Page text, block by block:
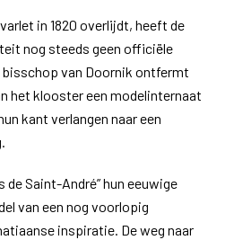
in 1820 overlijdt, heeft de
nog steeds geen officiële
bisschop van Doornik ontfermt
het klooster een modelinternaat
kant verlangen naar een
de Saint-André” hun eeuwige
van een nog voorlopig
inspiratie. De weg naar